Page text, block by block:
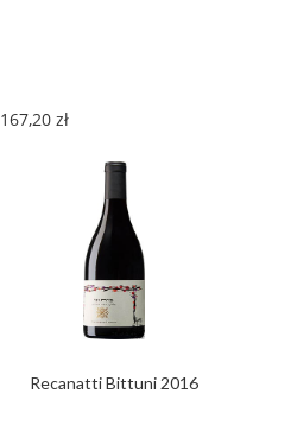
Recanatti Bittuni 2016
167,20 zł